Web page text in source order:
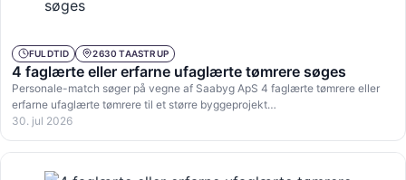
FULDTID 2630 TAASTRUP
4 faglærte eller erfarne ufaglærte tømrere søges
Personale-match søger på vegne af Saabyg ApS 4 faglærte tømrere eller
erfarne ufaglærte tømrere til et større byggeprojekt…
30. jul 2026